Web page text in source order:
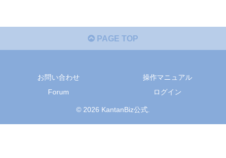
PAGE TOP
お問い合わせ
操作マニュアル
Forum
ログイン
© 2026 KantanBiz公式.